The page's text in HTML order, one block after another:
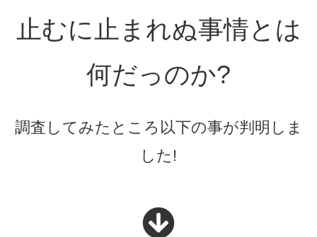
止むに止まれぬ事情とは
何だっのか?
調査してみたところ以下の事が判明しま
した!